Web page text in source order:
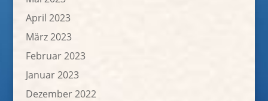
April 2023
März 2023
Februar 2023
Januar 2023
Dezember 2022